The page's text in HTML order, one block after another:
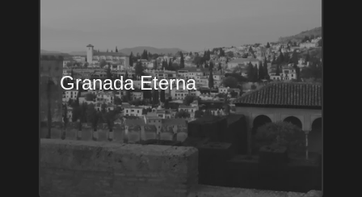
Granada Eterna